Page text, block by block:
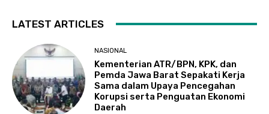
LATEST ARTICLES
NASIONAL
Kementerian ATR/BPN, KPK, dan
Pemda Jawa Barat Sepakati Kerja
Sama dalam Upaya Pencegahan
Korupsi serta Penguatan Ekonomi
Daerah